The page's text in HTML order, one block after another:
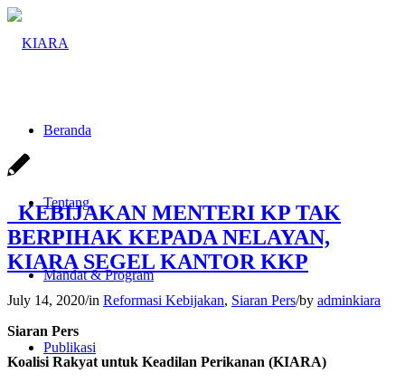
Beranda
Tentang
Mandat & Program
Publikasi
KEBIJAKAN MENTERI KP TAK
BERPIHAK KEPADA NELAYAN,
KIARA SEGEL KANTOR KKP
July 14, 2020/in Reformasi Kebijakan, Siaran Pers/by adminkiara
Siaran Pers
Koalisi Rakyat untuk Keadilan Perikanan (KIARA)